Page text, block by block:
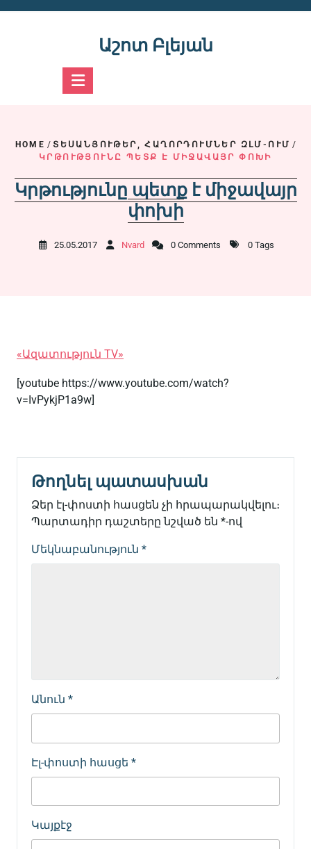
Աշոտ Բլեյան
HOME / ՏԵՍԱՆՅՈՒԹԵՐ, ՀԱՂՈՐԴՈՒՄՆԵՐ ԶԼՄ-ՈՒՄ /
ԿՐԹՈՒԹՅՈՒՆԸ ՊԵՏՔ Է ՄԻՋԱՎԱՅՐ ՓՈԽԻ
Կրթությունը պետք է միջավայր
փոխի
25.05.2017 Nvard 0 Comments 0 Tags
«Ազատություն TV»
[youtube https://www.youtube.com/watch?
v=IvPykjP1a9w]
Թողնել պատասխան
Ձեր էլ-փոստի հասցեն չի հրապարակվելու։
Պարտադիր դաշտերը նշված են *-ով
Մեկնաբանություն *
Անուն *
Էլ-փոստի հասցե *
Կայքէջ